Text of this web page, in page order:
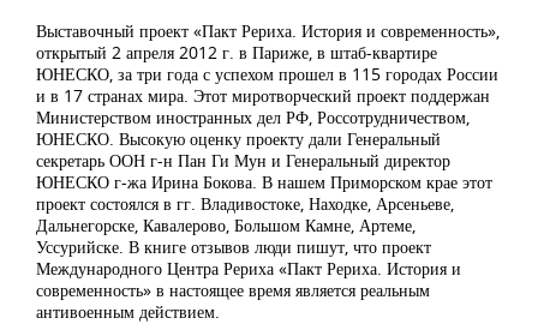
Выставочный проект «Пакт Рериха. История и современность»,
открытый 2 апреля 2012 г. в Париже, в штаб-квартире
ЮНЕСКО, за три года с успехом прошел в 115 городах России
и в 17 странах мира. Этот миротворческий проект поддержан
Министерством иностранных дел РФ, Россотрудничеством,
ЮНЕСКО. Высокую оценку проекту дали Генеральный
секретарь ООН г-н Пан Ги Мун и Генеральный директор
ЮНЕСКО г-жа Ирина Бокова. В нашем Приморском крае этот
проект состоялся в гг. Владивостоке, Находке, Арсеньеве,
Дальнегорске, Кавалерово, Большом Камне, Артеме,
Уссурийске. В книге отзывов люди пишут, что проект
Международного Центра Рериха «Пакт Рериха. История и
современность» в настоящее время является реальным
антивоенным действием.